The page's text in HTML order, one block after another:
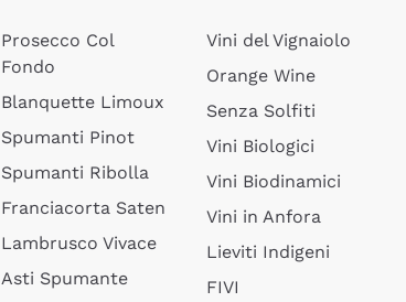
Prosecco Col
Fondo
Blanquette Limoux
Spumanti Pinot
Spumanti Ribolla
Franciacorta Saten
Lambrusco Vivace
Asti Spumante
Vini del Vignaiolo
Orange Wine
Senza Solfiti
Vini Biologici
Vini Biodinamici
Vini in Anfora
Lieviti Indigeni
FIVI